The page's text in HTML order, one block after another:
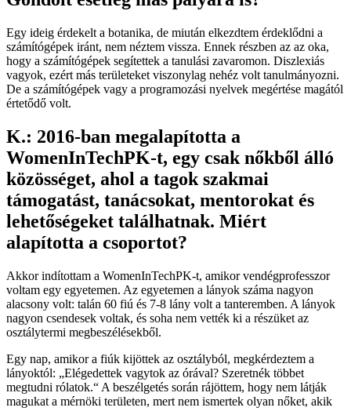
Egy ideig érdekelt a botanika, de miután elkezdtem érdeklődni a
számítógépek iránt, nem néztem vissza. Ennek részben az az oka,
hogy a számítógépek segítettek a tanulási zavaromon. Diszlexiás
vagyok, ezért más területeket viszonylag nehéz volt tanulmányozni.
De a számítógépek vagy a programozási nyelvek megértése magától
értetődő volt.
K.: 2016-ban megalapította a
WomenInTechPK-t, egy csak nőkből álló
közösséget, ahol a tagok szakmai
támogatást, tanácsokat, mentorokat és
lehetőségeket találhatnak. Miért
alapította a csoportot?
Akkor indítottam a WomenInTechPK-t, amikor vendégprofesszor
voltam egy egyetemen. Az egyetemen a lányok száma nagyon
alacsony volt: talán 60 fiú és 7-8 lány volt a tanteremben. A lányok
nagyon csendesek voltak, és soha nem vették ki a részüket az
osztálytermi megbeszélésekből.
Egy nap, amikor a fiúk kijöttek az osztályból, megkérdeztem a
lányoktól: „Elégedettek vagytok az órával? Szeretnék többet
megtudni rólatok.“ A beszélgetés során rájöttem, hogy nem látják
magukat a mérnöki területen, mert nem ismertek olyan nőket, akik